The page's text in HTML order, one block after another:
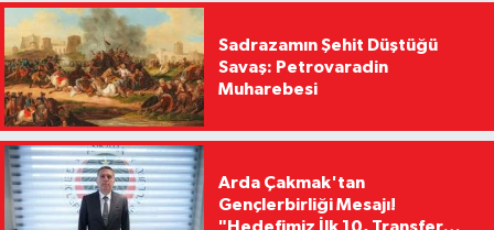
Sadrazamın Şehit Düştüğü
Savaş: Petrovaradin
Muharebesi
Arda Çakmak'tan
Gençlerbirliği Mesajı!